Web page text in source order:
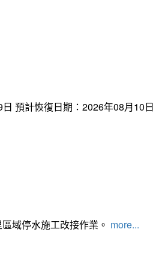
預計恢復日期：2026年08月10日
域停水施工改接作業。 more...